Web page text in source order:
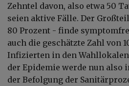
Zehntel davon, also etwa 50
seien aktive Fälle. Der
80 Prozent - finde
auch die geschätzte Zahl von
Infizierten in den
der Epidemie werde nun also
der Befolgung der